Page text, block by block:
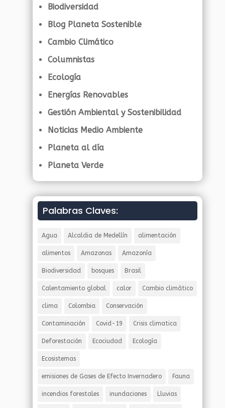
Biodiversidad
Blog Planeta Sostenible
Cambio Climático
Columnistas
Ecología
Energías Renovables
Gestión Ambiental y Sostenibilidad
Noticias Medio Ambiente
Planeta al día
Planeta Verde
Palabras Claves:
Agua Alcaldia de Medellín alimentación
alimentos Amazonas Amazonía
Biodiversidad bosques Brasil
Calentamiento global calor Cambio climático
clima Colombia Conservación
Contaminación Covid-19 Crisis climatica
Deforestación Ecociudad Ecología
Ecosistemas
emisiones de Gases de Efecto Invernadero Fauna
incendios forestales inundaciones Lluvias